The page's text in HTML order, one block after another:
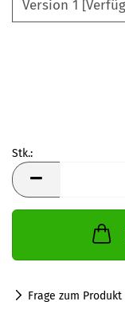
Stk.:
Stk.
Frage zum Produkt